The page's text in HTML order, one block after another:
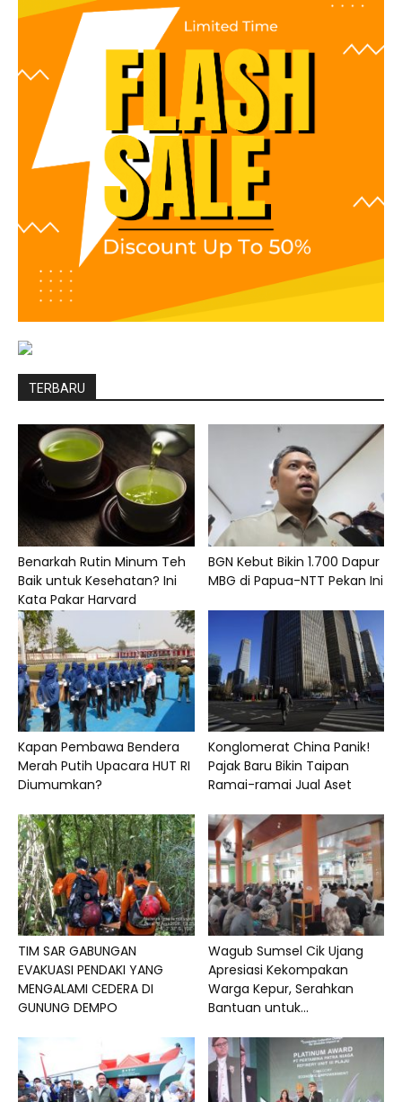
TERBARU
Benarkah Rutin Minum Teh
Baik untuk Kesehatan? Ini
Kata Pakar Harvard
BGN Kebut Bikin 1.700 Dapur
MBG di Papua-NTT Pekan Ini
Kapan Pembawa Bendera
Merah Putih Upacara HUT RI
Diumumkan?
Konglomerat China Panik!
Pajak Baru Bikin Taipan
Ramai-ramai Jual Aset
TIM SAR GABUNGAN
EVAKUASI PENDAKI YANG
MENGALAMI CEDERA DI
GUNUNG DEMPO
Wagub Sumsel Cik Ujang
Apresiasi Kekompakan
Warga Kepur, Serahkan
Bantuan untuk...